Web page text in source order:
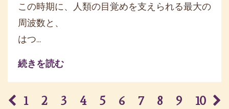
この時期に、
人類の目覚めを支えられる最大の
周波数と、
はつ...
続きを読む
1 2 3 4 5 6 7 8 9
10